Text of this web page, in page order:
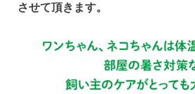
させて頂きます。